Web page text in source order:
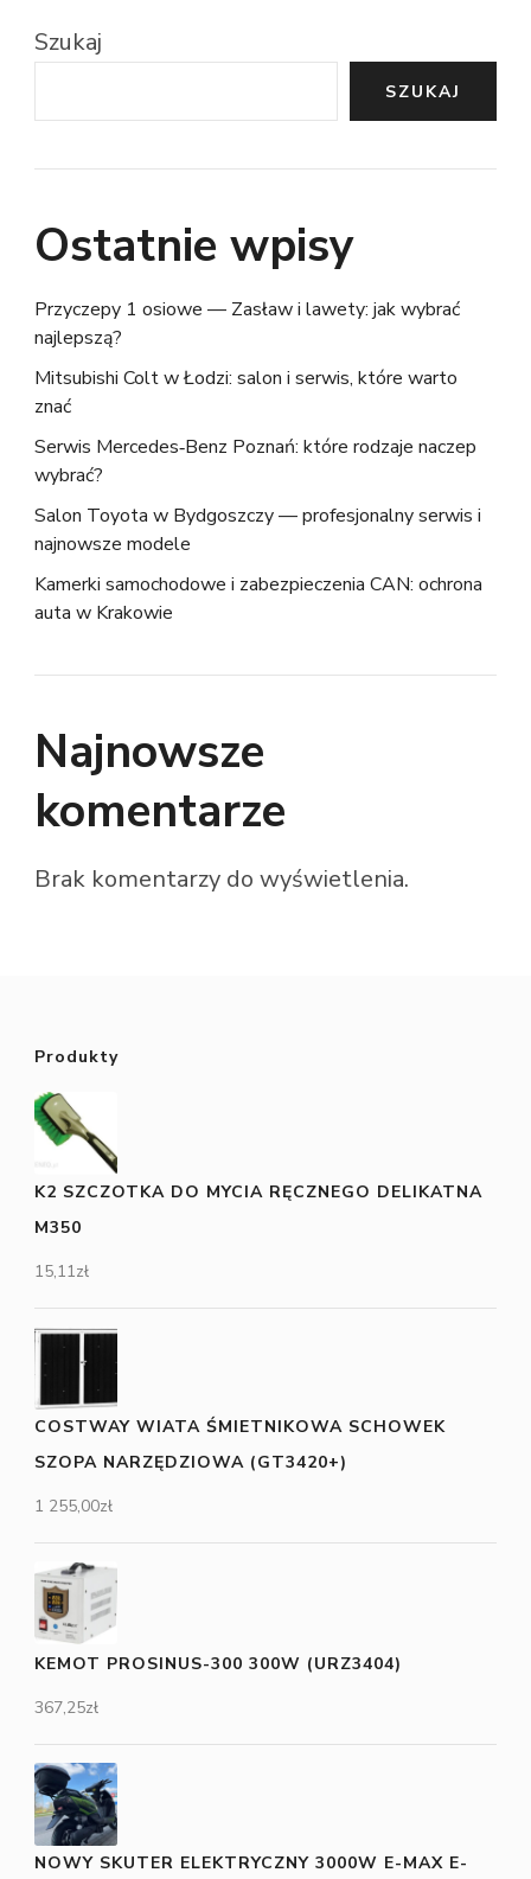
Szukaj
SZUKAJ
Ostatnie wpisy
Przyczepy 1 osiowe — Zasław i lawety: jak wybrać
najlepszą?
Mitsubishi Colt w Łodzi: salon i serwis, które warto
znać
Serwis Mercedes‑Benz Poznań: które rodzaje naczep
wybrać?
Salon Toyota w Bydgoszczy — profesjonalny serwis i
najnowsze modele
Kamerki samochodowe i zabezpieczenia CAN: ochrona
auta w Krakowie
Najnowsze
komentarze
Brak komentarzy do wyświetlenia.
Produkty
K2 SZCZOTKA DO MYCIA RĘCZNEGO DELIKATNA
M350
15,11zł
COSTWAY WIATA ŚMIETNIKOWA SCHOWEK
SZOPA NARZĘDZIOWA (GT3420+)
1 255,00zł
KEMOT PROSINUS-300 300W (URZ3404)
367,25zł
NOWY SKUTER ELEKTRYCZNY 3000W E-MAX E-